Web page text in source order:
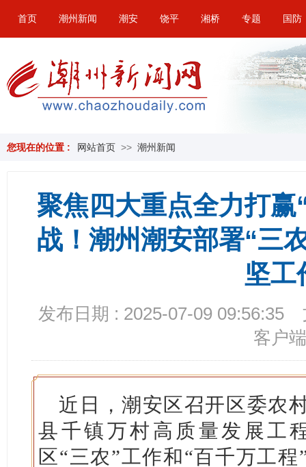
首页 潮州新闻 潮安 饶平 湘桥 专题 国防
您现在的位置 : 网站首页 >> 潮州新闻
聚焦四大重点全力打赢
战！潮州潮安部署“三
坚工
发布日期 : 2025-07-09 09:56:35
客户端
近日，潮安区召开区委农
县千镇万村高质量发展工
区“三农”工作和“百千万工